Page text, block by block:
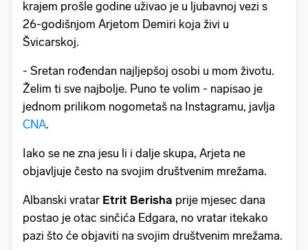
krajem prošle godine uživao je u ljubavnoj vezi s
26-godišnjom Arjetom Demiri koja živi u
Švicarskoj.
- Sretan rođendan najljepšoj osobi u mom životu.
Želim ti sve najbolje. Puno te volim - napisao je
jednom prilikom nogometaš na Instagramu, javlja
CNA.
Iako se ne zna jesu li i dalje skupa, Arjeta ne
objavljuje često na svojim društvenim mrežama.
Albanski vratar Etrit Berisha prije mjesec dana
postao je otac sinčića Edgara, no vratar itekako
pazi što će objaviti na svojim društvenim mrežama.